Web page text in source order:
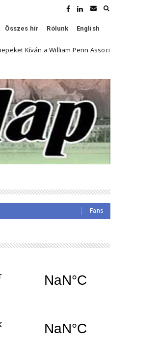
Összes hír Rólunk English
a William Penn Association Kultúra
Fans